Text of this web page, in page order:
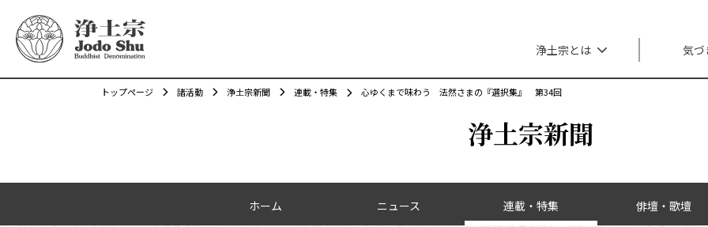
メインナビゲーション
浄土宗とは 気づ
浄土宗新聞
トップページ 諸活動 浄土宗新聞 連載・特集 心ゆくまで味わう 法然さまの『選択集』 第34回
ホーム ニュース 連載・特集 俳壇・歌壇